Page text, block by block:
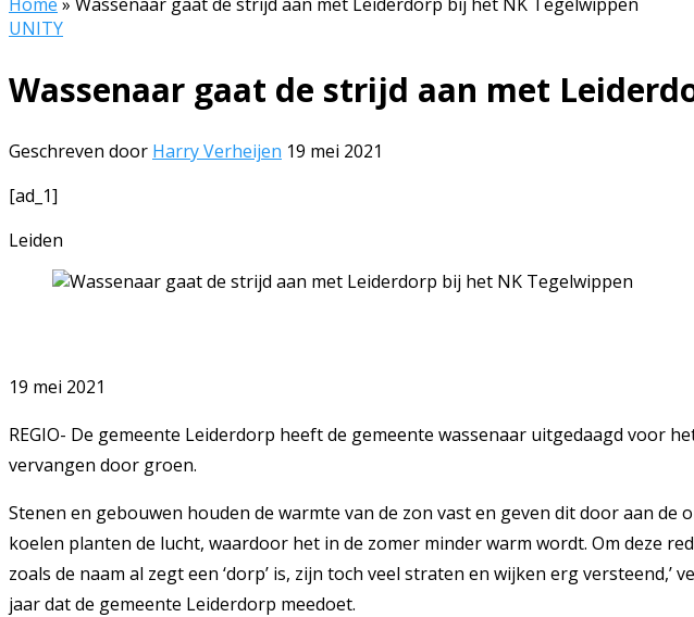
UNITY
Wassenaar gaat de strijd aan met
Geschreven door Harry Verheijen 19 mei 2021
[ad_1]
Leiden
19 mei 2021
REGIO- De gemeente Leiderdorp heeft de gemeente wassenaar uitgedaagd voor
vervangen door groen.
Stenen en gebouwen houden de warmte van de zon vast en geven dit door aan
koelen planten de lucht, waardoor het in de zomer minder warm wordt. Om deze
zoals de naam al zegt een ‘dorp’ is, zijn toch veel straten en wijken erg
jaar dat de gemeente Leiderdorp meedoet.